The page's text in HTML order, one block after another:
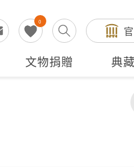
0
文物捐贈 典